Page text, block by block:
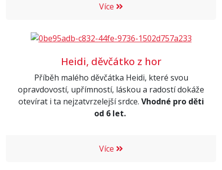
Více
Heidi, děvčátko z hor
Příběh malého děvčátka Heidi, které svou
opravdovostí, upřímností, láskou a radostí dokáže
otevírat i ta nejzatvrzelejší srdce. Vhodné pro děti
od 6 let.
Více